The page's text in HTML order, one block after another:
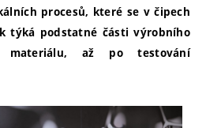
procesů, které se v čipech
týká podstatné části výrobního
materiálu, až po testování